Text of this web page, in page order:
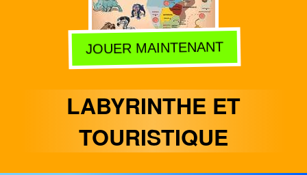
JOUER MAINTENANT
LABYRINTHE ET
TOURISTIQUE